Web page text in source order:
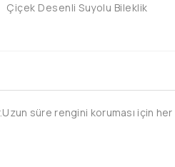
Çiçek Desenli Suyolu Bileklik
süre rengini koruması için her